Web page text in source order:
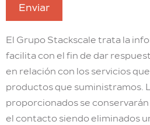
Enviar
El Grupo Stackscale trata la
facilita con el fin de dar
en relación con los servicios
productos que suministramos.
proporcionados se
el contacto siendo eliminados